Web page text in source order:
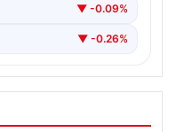
▼ -0.09%
▼ -0.26%